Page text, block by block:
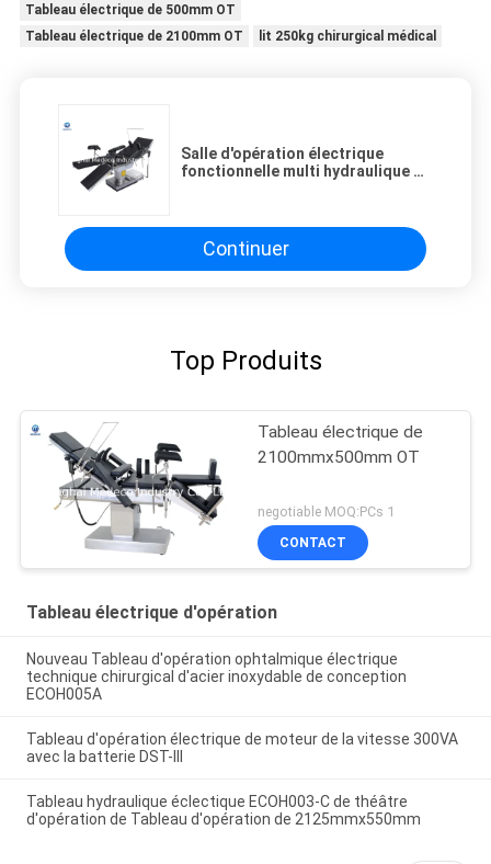
Tableau électrique de 500mm OT
Tableau électrique de 2100mm OT
lit 250kg chirurgical médical
Salle d'opération électrique
fonctionnelle multi hydraulique de
Continuer
Top Produits
Tableau électrique de
2100mmx500mm OT
negotiable MOQ:PCs 1
CONTACT
Tableau électrique d'opération
Nouveau Tableau d'opération ophtalmique électrique
technique chirurgical d'acier inoxydable de conception
ECOH005A
Tableau d'opération électrique de moteur de la vitesse 300VA
avec la batterie DST-III
Tableau hydraulique éclectique ECOH003-C de théâtre
d'opération de Tableau d'opération de 2125mmx550mm